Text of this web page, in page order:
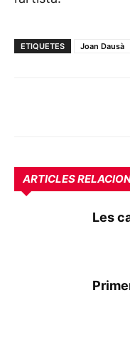
ETIQUETES Joan Dausà
ARTICLES
Les